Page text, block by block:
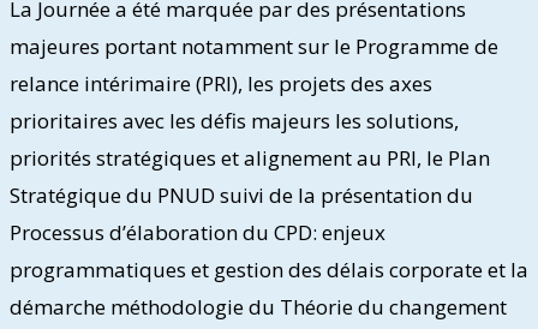
La Journée a été marquée par des présentations
majeures portant notamment sur le Programme de
relance intérimaire (PRI), les projets des axes
prioritaires avec les défis majeurs les solutions,
priorités stratégiques et alignement au PRI, le Plan
Stratégique du PNUD suivi de la présentation du
Processus d’élaboration du CPD: enjeux
programmatiques et gestion des délais corporate et la
démarche méthodologie du Théorie du changement